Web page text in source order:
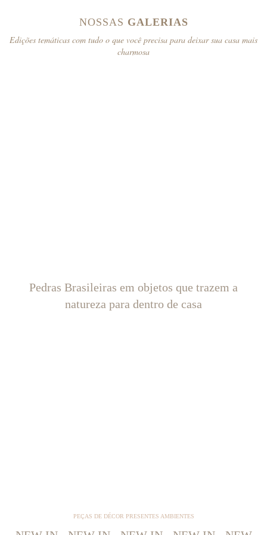
NOSSAS GALERIAS
Edições temáticas com tudo o que você precisa para deixar sua casa mais
charmosa
Pedras Brasileiras em objetos que trazem a
natureza para dentro de casa
PEÇAS DE DÉCOR PRESENTES AMBIENTES